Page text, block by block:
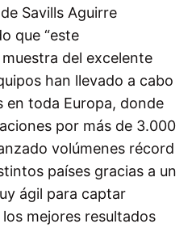
Savills Aguirre
que “este
del excelente
han llevado a cabo
en toda Europa, donde
por más de 3.000
volúmenes récord
países gracias a un
ágil para captar
mejores resultados